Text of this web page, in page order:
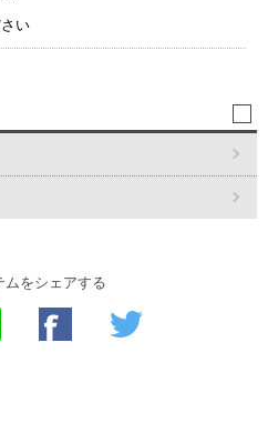
い
ムをシェアする